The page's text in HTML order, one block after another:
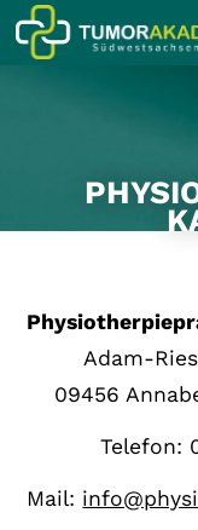
Adam-
09456
Telefon:
Mail: